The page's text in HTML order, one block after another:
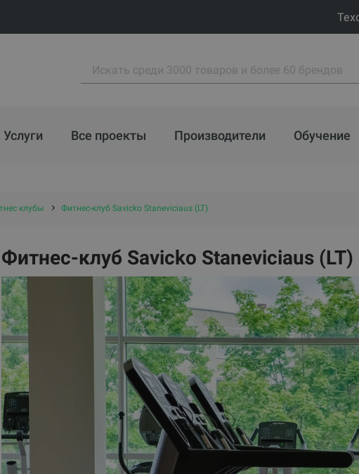
Услуги Все проекты Производители Обучение
клубы Фитнес-клуб Savicko Staneviciaus (LT)
Фитнес-клуб Savicko Staneviciaus (LT)